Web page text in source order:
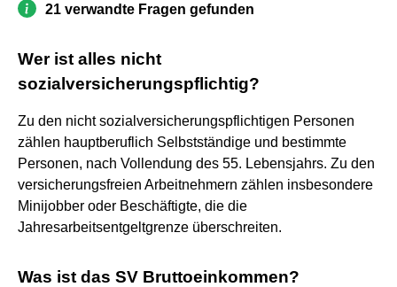
21 verwandte Fragen gefunden
Wer ist alles nicht
sozialversicherungspflichtig?
Zu den nicht sozialversicherungspflichtigen Personen
zählen hauptberuflich Selbstständige und bestimmte
Personen, nach Vollendung des 55. Lebensjahrs. Zu den
versicherungsfreien Arbeitnehmern zählen insbesondere
Minijobber oder Beschäftigte, die die
Jahresarbeitsentgeltgrenze überschreiten.
Was ist das SV Bruttoeinkommen?